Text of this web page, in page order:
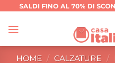
contenuti
SALDI FINO AL 70% DI
HOME / CALZATURE /